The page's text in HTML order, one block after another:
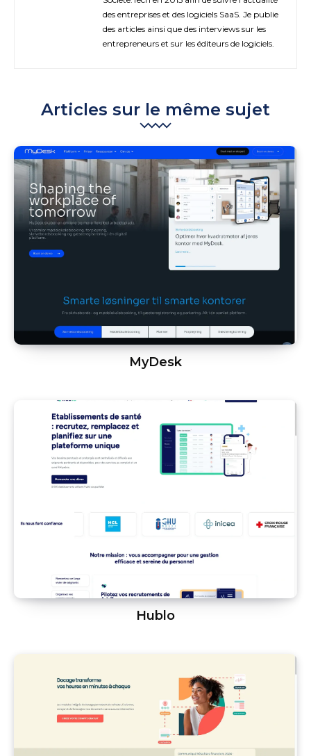
des entreprises et des logiciels SaaS. Je publie
des articles ainsi que des interviews sur les
entrepreneurs et sur les éditeurs de logiciels.
Articles sur le même sujet
MyDesk
Hublo